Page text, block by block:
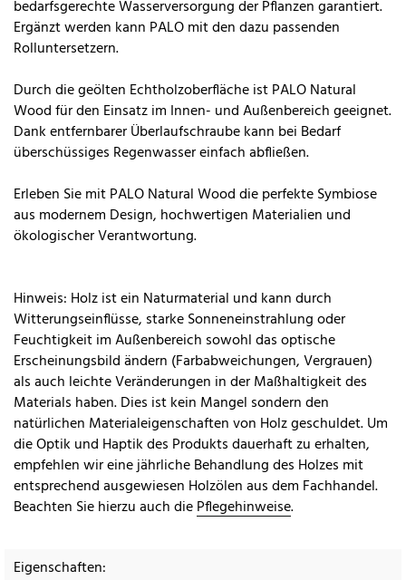
bedarfsgerechte Wasserversorgung der Pflanzen garantiert.
Ergänzt werden kann PALO mit den dazu passenden
Rolluntersetzern.
Durch die geölten Echtholzoberfläche ist PALO Natural
Wood für den Einsatz im Innen- und Außenbereich geeignet.
Dank entfernbarer Überlaufschraube kann bei Bedarf
überschüssiges Regenwasser einfach abfließen.
Erleben Sie mit PALO Natural Wood die perfekte Symbiose
aus modernem Design, hochwertigen Materialien und
ökologischer Verantwortung.
Hinweis: Holz ist ein Naturmaterial und kann durch
Witterungseinflüsse, starke Sonneneinstrahlung oder
Feuchtigkeit im Außenbereich sowohl das optische
Erscheinungsbild ändern (Farbabweichungen, Vergrauen)
als auch leichte Veränderungen in der Maßhaltigkeit des
Materials haben. Dies ist kein Mangel sondern den
natürlichen Materialeigenschaften von Holz geschuldet. Um
die Optik und Haptik des Produkts dauerhaft zu erhalten,
empfehlen wir eine jährliche Behandlung des Holzes mit
entsprechend ausgewiesen Holzölen aus dem Fachhandel.
Beachten Sie hierzu auch diePflegehinweise.
Eigenschaften: